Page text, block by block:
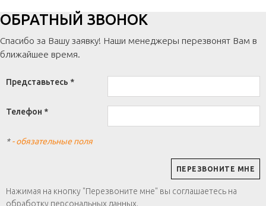
ОБРАТНЫЙ ЗВОНОК
Спасибо за Вашу заявку! Наши менеджеры перезвонят Вам в
ближайшее время.
Представьтесь *
Телефон *
*- обязательные поля
Нажимая на кнопку "Перезвоните мне" вы соглашаетесь на
обработку персональных данных.